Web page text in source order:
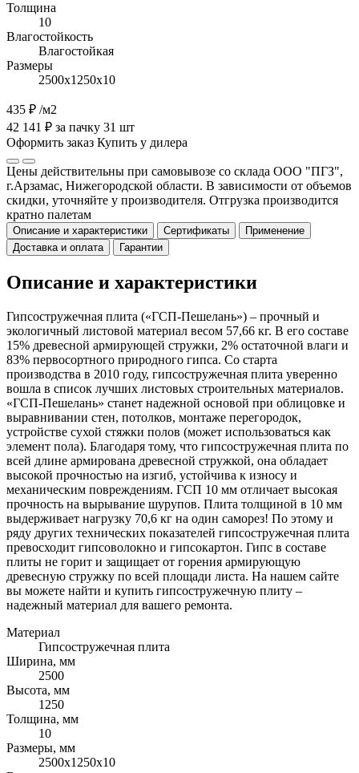
Толщина
10
Влагостойкость
Влагостойкая
Размеры
2500х1250х10
435 ₽ /м2
42 141 ₽ за пачку 31 шт
Оформить заказ Купить у дилера
Цены действительны при самовывозе со склада ООО "ПГЗ",
г.Арзамас, Нижегородской области. В зависимости от объемов
скидки, уточняйте у производителя. Отгрузка производится
кратно палетам
Описание и характеристики Сертификаты
Применение
Доставка и оплата
Гарантии
Описание и характеристики
Гипсостружечная плита («ГСП-Пешелань») – прочный и
экологичный листовой материал весом 57,66 кг. В его составе
15% древесной армирующей стружки, 2% остаточной влаги и
83% первосортного природного гипса. Со старта
производства в 2010 году, гипсостружечная плита уверенно
вошла в список лучших листовых строительных материалов.
«ГСП-Пешелань» станет надежной основой при облицовке и
выравнивании стен, потолков, монтаже перегородок,
устройстве сухой стяжки полов (может использоваться как
элемент пола). Благодаря тому, что гипсостружечная плита по
всей длине армирована древесной стружкой, она обладает
высокой прочностью на изгиб, устойчива к износу и
механическим повреждениям. ГСП 10 мм отличает высокая
прочность на вырывание шурупов. Плита толщиной в 10 мм
выдерживает нагрузку 70,6 кг на один саморез! По этому и
ряду других технических показателей гипсостружечная плита
превосходит гипсоволокно и гипсокартон. Гипс в составе
плиты не горит и защищает от горения армирующую
древесную стружку по всей площади листа. На нашем сайте
вы можете найти и купить гипсостружечную плиту –
надежный материал для вашего ремонта.
Материал
Гипсостружечная плита
Ширина, мм
2500
Высота, мм
1250
Толщина, мм
10
Размеры, мм
2500х1250х10